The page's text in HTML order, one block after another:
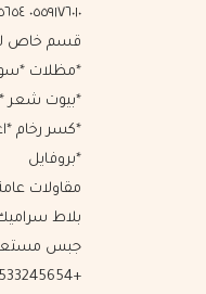
٠٥٥٩١٧٦٠١٠ ٠٥٣٣٢٤٥٦٥٤ ٠٥٤٦٢٣٦٦٥٢
قسم خاص
*مظلات
*بيوت شعر
*كسر رخام
*بروفايل
مقاولات
بلاط
+966533245654